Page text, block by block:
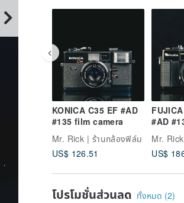
KONICA C35 EF #AD
#135 film camera
Mr. Rick | ร้านกล้องฟิล์ม
US$ 126.51
#AD
Mr.
US$
โปรโมชั่นส่วนลด ทั้งหมด (2)